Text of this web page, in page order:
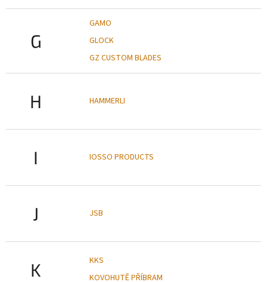
G
GAMO
GLOCK
GZ CUSTOM BLADES
H HAMMERLI
I IOSSO PRODUCTS
J JSB
K
KKS
KOVOHUTĚ PŘÍBRAM